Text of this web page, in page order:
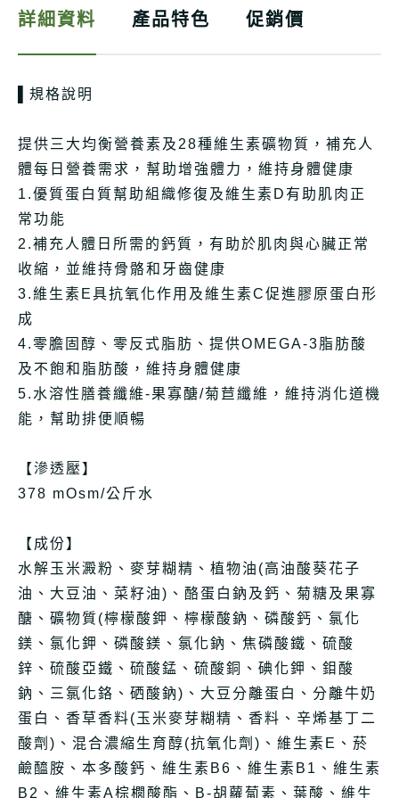
詳細資料 產品特色 促銷價
▌規格說明
提供三大均衡營養素及28種維生素礦物質，補充人
體每日營養需求，幫助增強體力，維持身體健康
1.優質蛋白質幫助組織修復及維生素D有助肌肉正
常功能
2.補充人體日所需的鈣質，有助於肌肉與心臟正常
收縮，並維持骨骼和牙齒健康
3.維生素E具抗氧化作用及維生素C促進膠原蛋白形
成
4.零膽固醇、零反式脂肪、提供OMEGA-3脂肪酸
及不飽和脂肪酸，維持身體健康
5.水溶性膳養纖維-果寡醣/菊苣纖維，維持消化道機
能，幫助排便順暢
【滲透壓】
378 mOsm/公斤水
【成份】
水解玉米澱粉、麥芽糊精、植物油(高油酸葵花子
油、大豆油、菜籽油)、酪蛋白鈉及鈣、菊糖及果寡
醣、礦物質(檸檬酸鉀、檸檬酸鈉、磷酸鈣、氯化
鎂、氯化鉀、磷酸鎂、氯化鈉、焦磷酸鐵、硫酸
鋅、硫酸亞鐵、硫酸錳、硫酸銅、碘化鉀、鉬酸
鈉、三氯化鉻、硒酸鈉)、大豆分離蛋白、分離牛奶
蛋白、香草香料(玉米麥芽糊精、香料、辛烯基丁二
酸劑)、混合濃縮生育醇(抗氧化劑)、維生素E、菸
鹼醯胺、本多酸鈣、維生素B6、維生素B1、維生素
B2、維生素A棕櫚酸酯、B-胡蘿蔔素、葉酸、維生